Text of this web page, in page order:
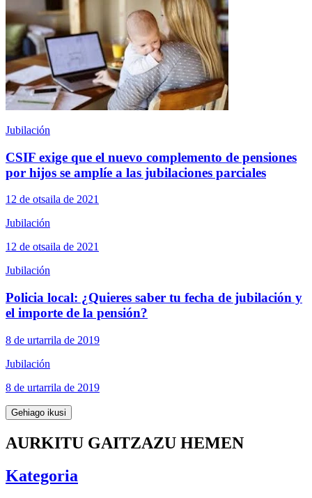
Jubilación
CSIF exige que el nuevo complemento de pensiones
por hijos se amplíe a las jubilaciones parciales
12 de otsaila de 2021
Jubilación
12 de otsaila de 2021
Jubilación
Policia local: ¿Quieres saber tu fecha de jubilación y
el importe de la pensión?
8 de urtarrila de 2019
Jubilación
8 de urtarrila de 2019
Gehiago ikusi
AURKITU GAITZAZU HEMEN
Kategoria